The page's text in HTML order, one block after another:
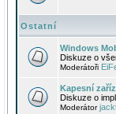
Ostatní
Windows
Diskuze o
Moderátoři
Kapesní
Diskuze o
Moderátor